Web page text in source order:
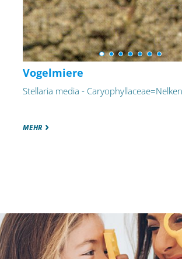
Vogelmiere
Stellaria media -
MEHR